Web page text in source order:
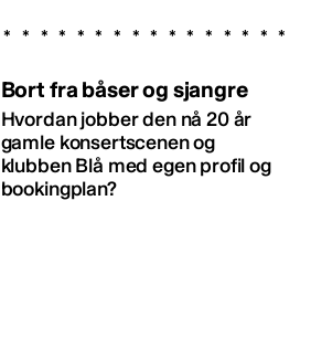
Bort fra båser og sjangre
Hvordan jobber den nå 20 år
gamle konsertscenen og
klubben Blå med egen profil og
bookingplan?